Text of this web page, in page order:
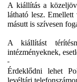
i
l
)
A kiállítás a
látható lesz.
másutt is szívesen
A kiállítást
intézményeknek,
Érdeklődni lehet
levéltári